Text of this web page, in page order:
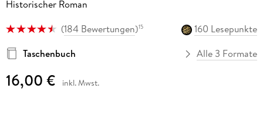
Historischer Roman
(184 Bewertungen)15
160 Lesepunkte
Taschenbuch
Alle 3 Formate
16,00 € inkl. Mwst.